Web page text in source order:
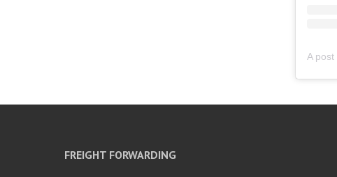
FREIGHT FORWARDING